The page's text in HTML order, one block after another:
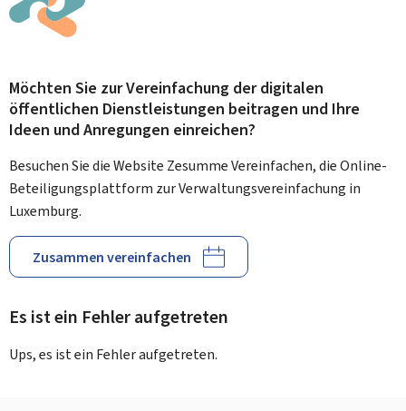
Möchten Sie zur Vereinfachung der digitalen
öffentlichen Dienstleistungen beitragen und Ihre
Ideen und Anregungen einreichen?
Besuchen Sie die Website Zesumme Vereinfachen, die Online-
Beteiligungsplattform zur Verwaltungsvereinfachung in
Luxemburg.
Zusammen vereinfachen
Es ist ein Fehler aufgetreten
Ups, es ist ein Fehler aufgetreten.